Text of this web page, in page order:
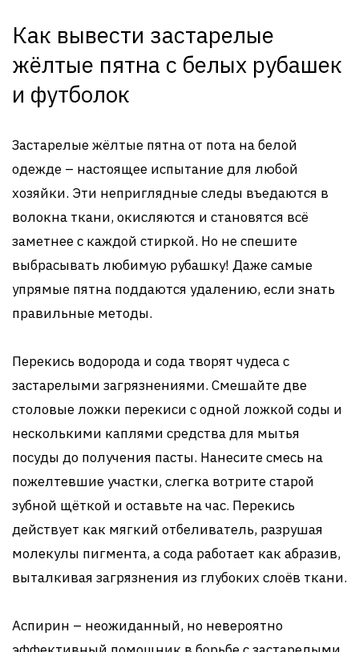
Как вывести застарелые
жёлтые пятна с белых рубашек
и футболок
Застарелые жёлтые пятна от пота на белой
одежде – настоящее испытание для любой
хозяйки. Эти неприглядные следы въедаются в
волокна ткани, окисляются и становятся всё
заметнее с каждой стиркой. Но не спешите
выбрасывать любимую рубашку! Даже самые
упрямые пятна поддаются удалению, если знать
правильные методы.
Перекись водорода и сода творят чудеса с
застарелыми загрязнениями. Смешайте две
столовые ложки перекиси с одной ложкой соды и
несколькими каплями средства для мытья
посуды до получения пасты. Нанесите смесь на
пожелтевшие участки, слегка вотрите старой
зубной щёткой и оставьте на час. Перекись
действует как мягкий отбеливатель, разрушая
молекулы пигмента, а сода работает как абразив,
выталкивая загрязнения из глубоких слоёв ткани.
Аспирин – неожиданный, но невероятно